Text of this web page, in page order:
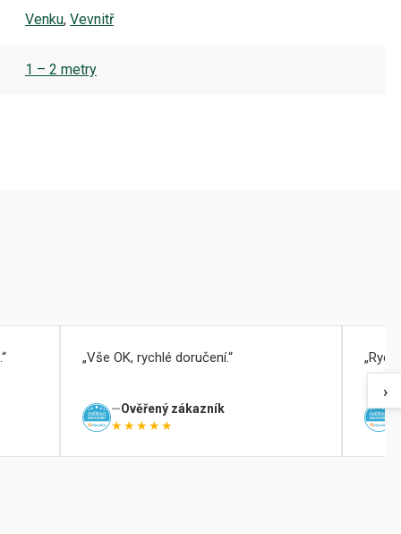
Venku, Vevnitř
1 – 2 metry
Vše OK, rychlé doručení.
Ověřený zákazník
★★★★★
›